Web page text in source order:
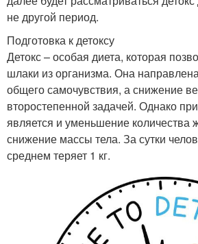
не другой период.
Подготовка к детоксу
Детокс – особая диета, которая
шлаки из организма. Она
общего самочувствия, а снижение
второстепенной задачей. Однако
является и уменьшение количества
снижение массы тела. За сутки
среднем теряет 1 кг.